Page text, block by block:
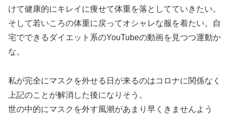
けて健康的にキレイに痩せて体重を落としてていきたい。
そして若いころの体重に戻ってオシャレな服を着たい。自
宅でできるダイエット系のYouTubeの動画を見つつ運動か
な。
私が完全にマスクを外せる日が来るのはコロナに関係なく
上記のことが解消した後になりそう。
世の中的にマスクを外す風潮があまり早くきませんよう